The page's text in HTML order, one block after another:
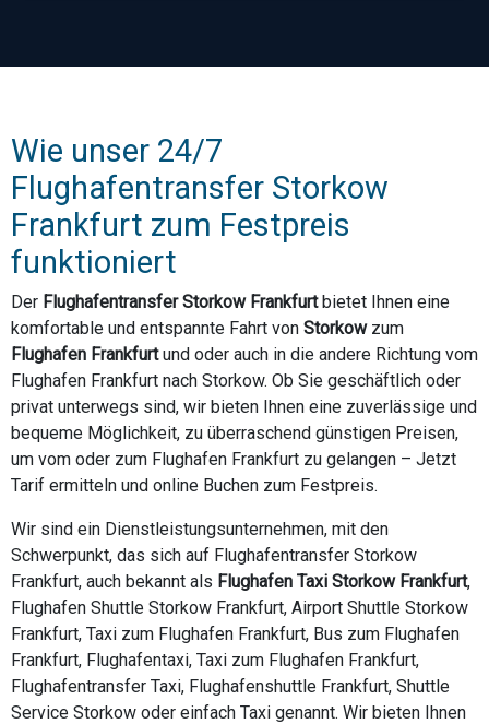
Wie unser 24/7
Flughafentransfer Storkow
Frankfurt zum Festpreis
funktioniert
Der Flughafentransfer Storkow Frankfurtbietet Ihnen eine
komfortable und entspannte Fahrt von Storkowzum
Flughafen Frankfurtund oder auch in die andere Richtung vom
Flughafen Frankfurt nach Storkow. Ob Sie geschäftlich oder
privat unterwegs sind, wir bieten Ihnen eine zuverlässige und
bequeme Möglichkeit, zu überraschend günstigen Preisen,
um vom oder zum Flughafen Frankfurt zu gelangen – Jetzt
Tarif ermitteln und online Buchen zum Festpreis.
Wir sind ein Dienstleistungsunternehmen, mit den
Schwerpunkt, das sich auf Flughafentransfer Storkow
Frankfurt, auch bekannt als Flughafen Taxi Storkow Frankfurt,
Flughafen Shuttle Storkow Frankfurt, Airport Shuttle Storkow
Frankfurt, Taxi zum Flughafen Frankfurt, Bus zum Flughafen
Frankfurt, Flughafentaxi, Taxi zum Flughafen Frankfurt,
Flughafentransfer Taxi, Flughafenshuttle Frankfurt, Shuttle
Service Storkow oder einfach Taxi genannt. Wir bieten Ihnen